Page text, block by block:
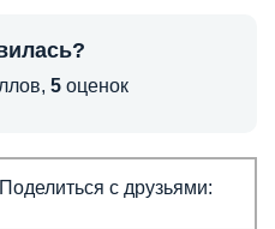
5 оценок
с друзьями: